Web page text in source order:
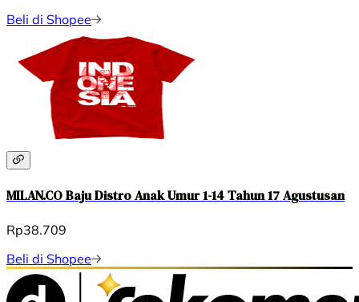
Beli di Shopee
MILAN.CO Baju Distro Anak Umur 1-14 Tahun 17 Agustusan
Rp38.709
Beli di Shopee